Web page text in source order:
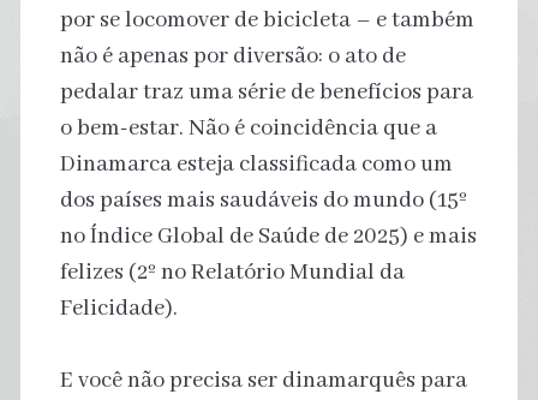
por se locomover de bicicleta – e também
não é apenas por diversão: o ato de
pedalar traz uma série de benefícios para
o bem-estar. Não é coincidência que a
Dinamarca esteja classificada como um
dos países mais saudáveis ​​do mundo (15º
no Índice Global de Saúde de 2025) e mais
felizes (2º no Relatório Mundial da
Felicidade).
E você não precisa ser dinamarquês para